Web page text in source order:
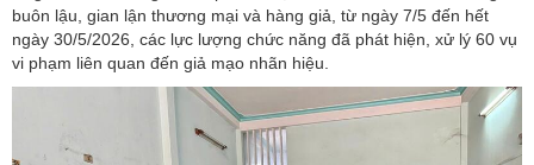
buôn lậu, gian lận thương mại và hàng giả, từ ngày 7/5 đến hết
ngày 30/5/2026, các lực lượng chức năng đã phát hiện, xử lý 60 vụ
vi phạm liên quan đến giả mạo nhãn hiệu.